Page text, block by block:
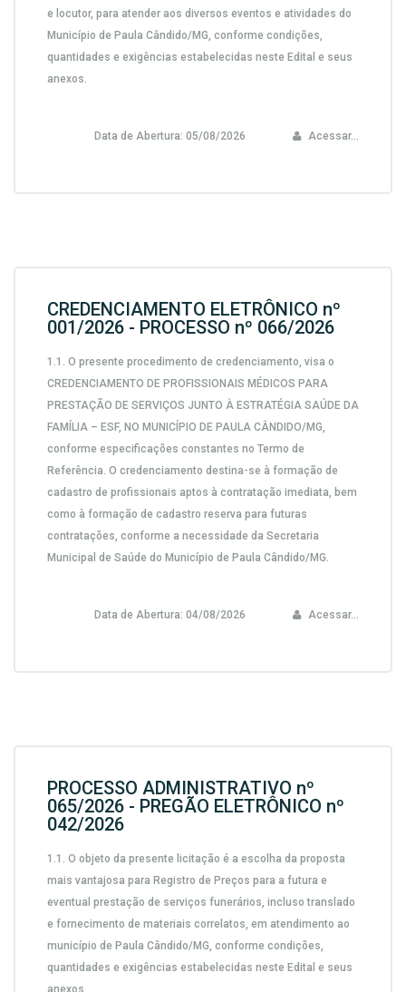
e locutor, para atender aos diversos eventos e atividades do
Município de Paula Cândido/MG, conforme condições,
quantidades e exigências estabelecidas neste Edital e seus
anexos.
Data de Abertura: 05/08/2026 Acessar...
CREDENCIAMENTO ELETRÔNICO nº
001/2026 - PROCESSO nº 066/2026
1.1. O presente procedimento de credenciamento, visa o
CREDENCIAMENTO DE PROFISSIONAIS MÉDICOS PARA
PRESTAÇÃO DE SERVIÇOS JUNTO À ESTRATÉGIA SAÚDE DA
FAMÍLIA – ESF, NO MUNICÍPIO DE PAULA CÂNDIDO/MG,
conforme especificações constantes no Termo de
Referência. O credenciamento destina-se à formação de
cadastro de profissionais aptos à contratação imediata, bem
como à formação de cadastro reserva para futuras
contratações, conforme a necessidade da Secretaria
Municipal de Saúde do Município de Paula Cândido/MG.
Data de Abertura: 04/08/2026 Acessar...
PROCESSO ADMINISTRATIVO nº
065/2026 - PREGÃO ELETRÔNICO nº
042/2026
1.1. O objeto da presente licitação é a escolha da proposta
mais vantajosa para Registro de Preços para a futura e
eventual prestação de serviços funerários, incluso translado
e fornecimento de materiais correlatos, em atendimento ao
município de Paula Cândido/MG, conforme condições,
quantidades e exigências estabelecidas neste Edital e seus